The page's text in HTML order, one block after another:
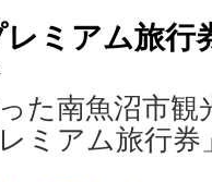
ミアム旅行
た南魚沼市観
ミアム旅行